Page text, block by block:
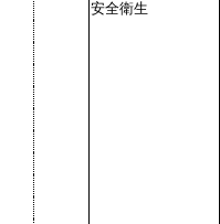
安全衛生